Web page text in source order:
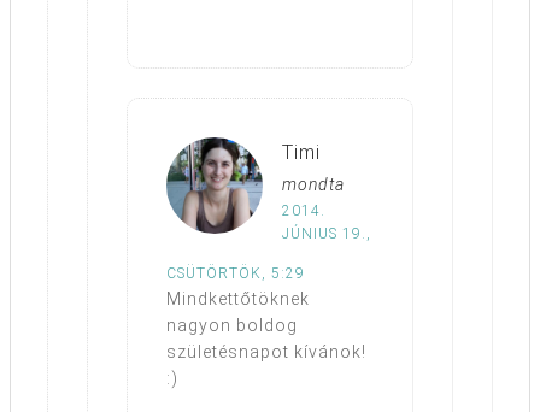
Timi
mondta
2014.
JÚNIUS 19.,
CSÜTÖRTÖK, 5:29
Mindkettőtöknek
nagyon boldog
születésnapot kívánok!
:)